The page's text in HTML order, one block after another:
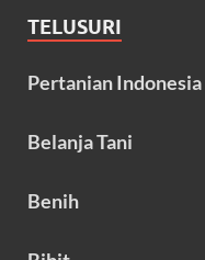
TELUSURI
Pertanian Indonesia
Belanja Tani
Benih